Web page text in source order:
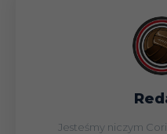
Jesteśmy niczym